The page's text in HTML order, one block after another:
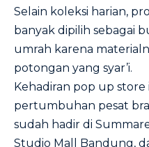
Selain koleksi harian,
banyak dipilih sebagai
umrah karena
potongan yang syar’i.
Kehadiran pop up store
pertumbuhan pesat
sudah hadir di
Studio Mall Bandung,